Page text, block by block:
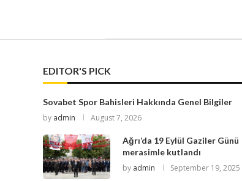
EDITOR'S PICK
Sovabet Spor Bahisleri Hakkında Genel Bilgiler
by admin August 7, 2026
Ağrı’da 19 Eylül Gaziler Günü
merasimle kutlandı
by admin September 19, 2025